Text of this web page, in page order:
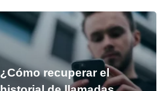
¿Cómo recuperar el